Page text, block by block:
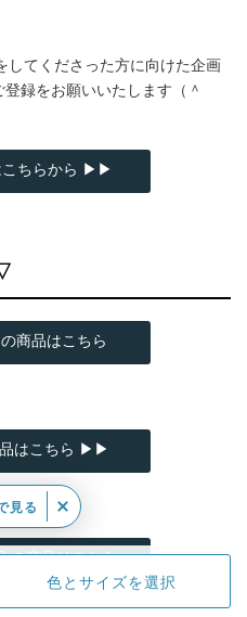
してくださった方に向けた企画
録をお願いいたします（＾
こちらから ▶▶
商品はこちら
品はこちら ▶▶
の商品はこちら
色とサイズを選択
見る